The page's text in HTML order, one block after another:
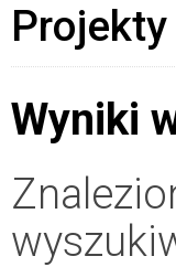
Wyniki